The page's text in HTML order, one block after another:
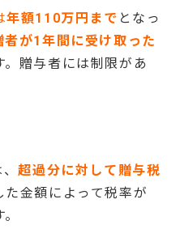
年額110万円まで となっ
者が1年間に受け取った
。贈与者には制限があ
、超過分に対して贈与税
た金額によって税率が